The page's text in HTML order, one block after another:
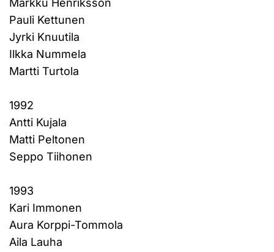
Markku Henriksson
Pauli Kettunen
Jyrki Knuutila
Ilkka Nummela
Martti Turtola
1992
Antti Kujala
Matti Peltonen
Seppo Tiihonen
1993
Kari Immonen
Aura Korppi-Tommola
Aila Lauha